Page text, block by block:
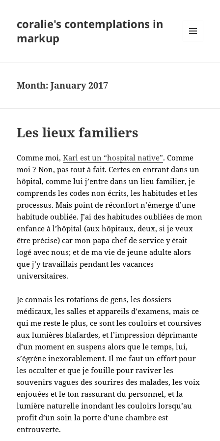
coralie's contemplations in
markup
Month:January 2017
Les lieux familiers
Comme moi,Karl est un “hospital native”. Comme
moi ? Non, pas tout à fait. Certes en entrant dans un
hôpital, comme lui j’entre dans un lieu familier, je
comprends les codes non écrits, les habitudes et les
processus. Mais point de réconfort n’émerge d’une
habitude oubliée. J’ai des habitudes oubliées de mon
enfance à l’hôpital (aux hôpitaux, deux, si je veux
être précise) car mon papa chef de service y était
logé avec nous; et de ma vie de jeune adulte alors
que j’y travaillais pendant les vacances
universitaires.
Je connais les rotations de gens, les dossiers
médicaux, les salles et appareils d’examens, mais ce
qui me reste le plus, ce sont les couloirs et coursives
aux lumières blafardes, et l’impression déprimante
d’un moment en suspens alors que le temps, lui,
s’égrène inexorablement. Il me faut un effort pour
les occulter et que je fouille pour raviver les
souvenirs vagues des sourires des malades, les voix
enjouées et le ton rassurant du personnel, et la
lumière naturelle inondant les couloirs lorsqu’au
profit d’un soin la porte d’une chambre est
entrouverte.